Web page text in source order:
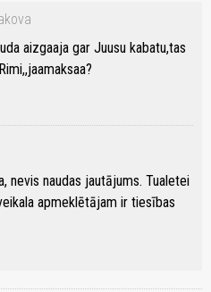
aizgaaja gar Juusu kabatu,tas
nevis naudas jautājums. Tualetei
apmeklētājam ir tiesības